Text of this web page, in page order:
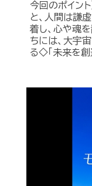
今回のポイン
と、人間は謙
着し、心や魂
ちには、大宇
る◇「未来を